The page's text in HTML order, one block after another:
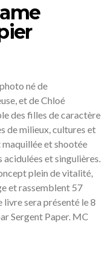
né de
et de Chloé
des filles de caractère
de milieux, cultures et
maquillée et shootée
et singulières.
plein de vitalité,
et rassemblent 57
livre sera présenté le 8
Sergent Paper. MC